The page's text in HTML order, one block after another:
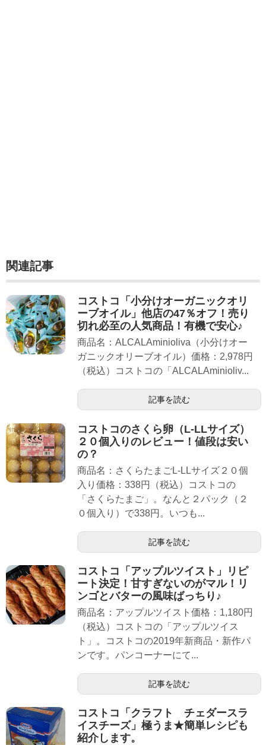
関連記事
コストコ「小分けオーガニックオリ
ーブオイル」他店の47％オフ！売り
切れ必至の人気商品！有機で安心♪
商品名：ALCALAminioliva（小分けオー
ガニックオリーブオイル）価格：2,978円
（税込）コストコの「ALCALAminioliv...
記事を読む
コストコのさくら卵（L-LLサイズ）
２０個入りのレビュー！値段は安い
の？
商品名：さくらたまごL-LLサイズ２０個
入り価格：338円（税込）コストコの
「さくらたまご」。なんと２パック（２
０個入り）で338円。いつも...
記事を読む
コストコ「アップルツイスト」リピ
ート決定！甘すぎないのがマル！リ
ンゴとバターの風味ばっちり♪
商品名：アップルツイスト価格：1,180円
（税込）コストコの「アップルツイス
ト」。コストコの2019年新商品・新作パ
ンです。パンコーナーにて...
記事を読む
コストコ「クラフト チェダースラ
イスチーズ」極うま★簡単レシピも
紹介します。